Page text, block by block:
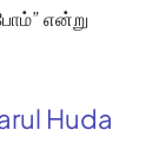
என்று
Huda